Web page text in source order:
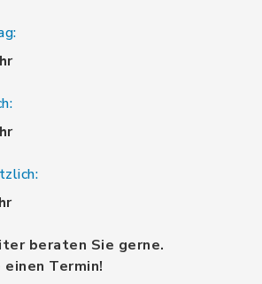
beraten Sie gerne.
Termin!